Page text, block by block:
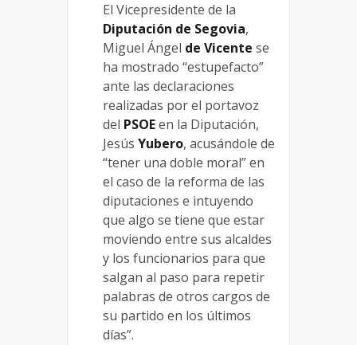
El Vicepresidente de la
Diputación de Segovia,
Miguel Ángel de Vicente se
ha mostrado “estupefacto”
ante las declaraciones
realizadas por el portavoz
del PSOEen la Diputación,
Jesús Yubero, acusándole de
“tener una doble moral” en
el caso de la reforma de las
diputaciones e intuyendo
que algo se tiene que estar
moviendo entre sus alcaldes
y los funcionarios para que
salgan al paso para repetir
palabras de otros cargos de
su partido en los últimos
días”.